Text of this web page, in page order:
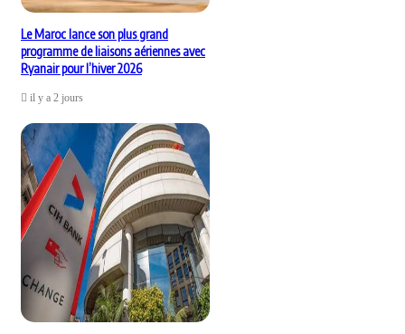
Le Maroc lance son plus grand
programme de liaisons aériennes avec
Ryanair pour l’hiver 2026
il y a 2 jours